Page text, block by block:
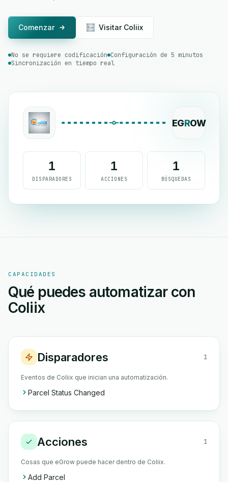
Comenzar Visitar Coliix
No se requiere codificación Configuración de 5 minutos
Sincronización en tiempo real
EGROW
1
DISPARADORES
1
ACCIONES
1
BÚSQUEDAS
CAPACIDADES
Qué puedes automatizar con
Coliix
Disparadores 1
Eventos de Coliix que inician una automatización.
Parcel Status Changed
Acciones 1
Cosas que eGrow puede hacer dentro de Coliix.
Add Parcel